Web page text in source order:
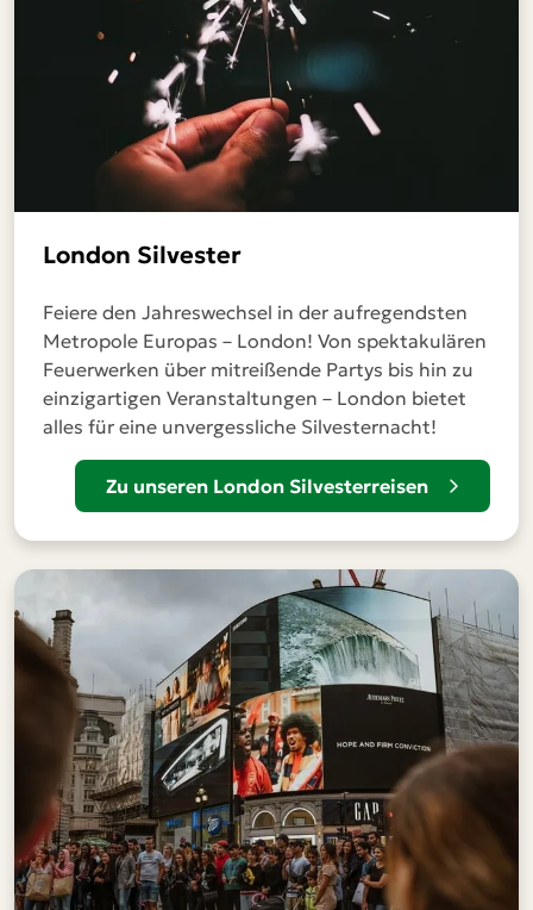
London Silvester
Feiere den Jahreswechsel in der aufregendsten
Metropole Europas – London! Von spektakulären
Feuerwerken über mitreißende Partys bis hin zu
einzigartigen Veranstaltungen – London bietet
alles für eine unvergessliche Silvesternacht!
Zu unseren London Silvesterreisen